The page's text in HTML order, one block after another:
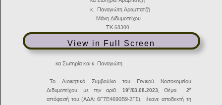
View in Full Screen